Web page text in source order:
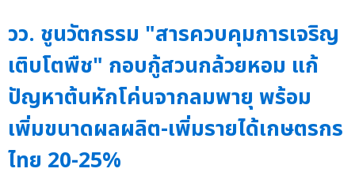
วว. ชูนวัตกรรม "สารควบคุมการเจริญ
เติบโตพืช" กอบกู้สวนกล้วยหอม แก้
ปัญหาต้นหักโค่นจากลมพายุ พร้อม
เพิ่มขนาดผลผลิต-เพิ่มรายได้เกษตรกร
ไทย 20-25%